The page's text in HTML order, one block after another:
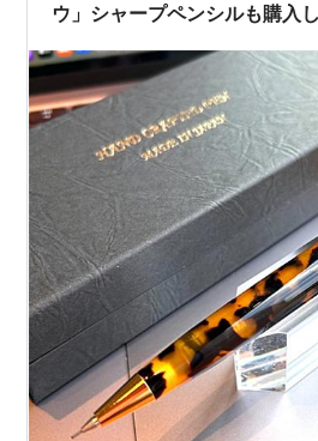
ウ」シャープペンシルも購入